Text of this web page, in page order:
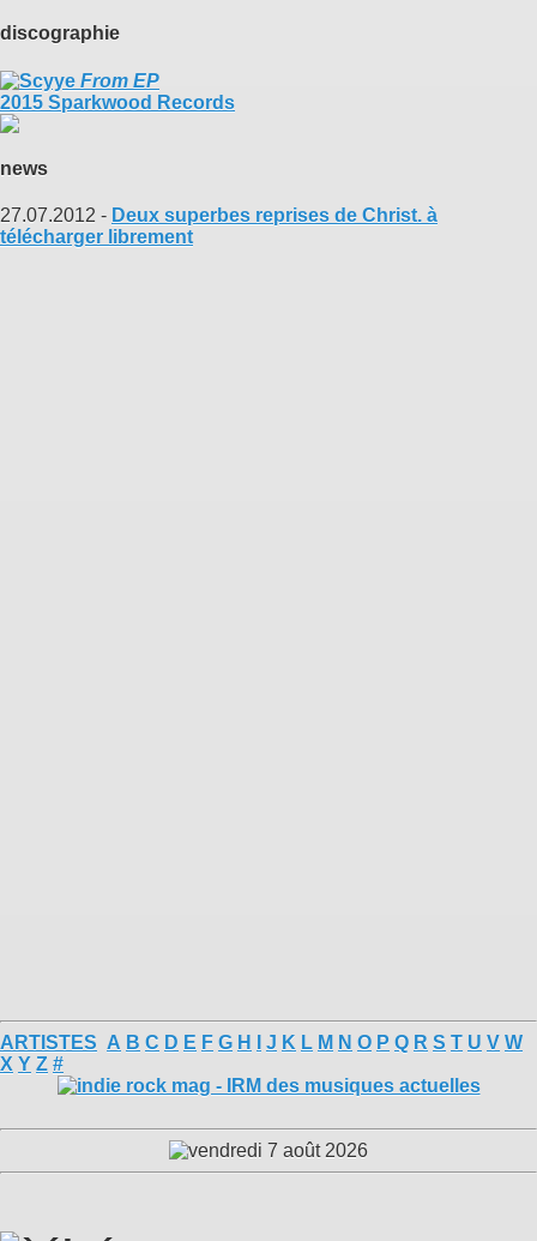
discographie
From EP
2015 Sparkwood Records
news
27.07.2012 - Deux superbes reprises de Christ. à
télécharger librement
ARTISTES A B C D E F G H J K L M N O P Q R S T U V W
X Y Z #